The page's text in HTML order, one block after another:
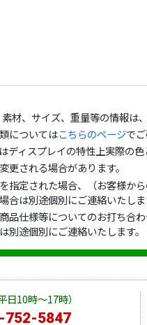
材、サイズ、重量等の情報は
についてはこちらのページでご
ィスプレイの特性上実際の色
される場合があります。
指定された場合、（お客様か
は別途個別にご連絡いたしま
品仕様等についてのお打ち合
別途個別にご連絡いたします。
日10時～17時）
752-5847